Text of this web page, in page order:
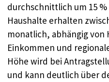
durchschnittlich um 15
Haushalte erhalten
monatlich, abhängig von
Einkommen und
Höhe wird bei
und kann deutlich über